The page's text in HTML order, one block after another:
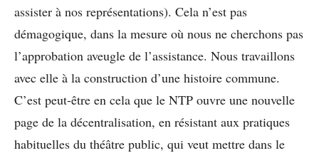
assister à nos représentations). Cela n’est pas
démagogique, dans la mesure où nous ne cherchons pas
l’approbation aveugle de l’assistance. Nous travaillons
avec elle à la construction d’une histoire commune.
C’est peut-être en cela que le NTP ouvre une nouvelle
page de la décentralisation, en résistant aux pratiques
habituelles du théâtre public, qui veut mettre dans le